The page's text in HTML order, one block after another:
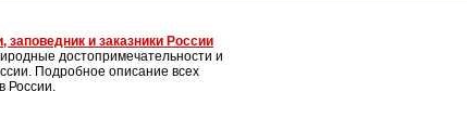
заповедник и заказники России
достопримечательности и
Подробное описание всех
России.